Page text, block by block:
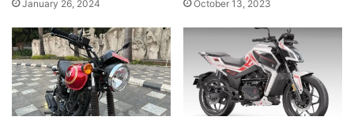
January 26, 2024 October 13, 2023